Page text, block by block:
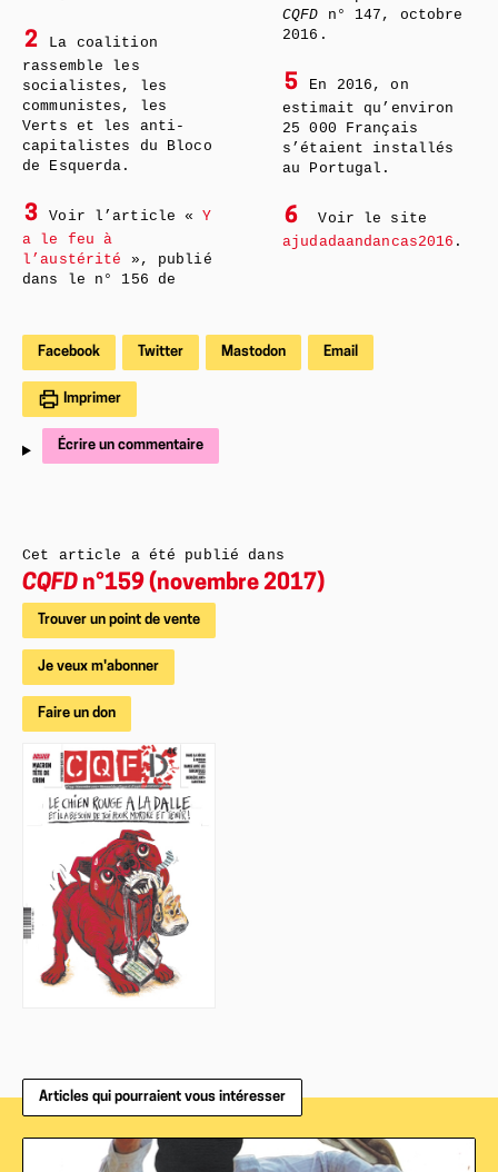
2
La coalition
rassemble les
socialistes, les
communistes, les
Verts et les anti-
capitalistes du Bloco
de Esquerda.
3 Voir l’article «Y
a le feu à
l’austérité », publié
dans le n° 156 de
CQFD n° 147, octobre
2016.
5
En 2016, on
estimait qu’environ
25 000 Français
s’étaient installés
au Portugal.
6
Voir le site
ajudadaandancas2016 .
Facebook Twitter Mastodon Email
Imprimer
Écrire un commentaire
Cet article a été publié dans
CQFD n°159 (novembre 2017)
Trouver un point de vente
Je veux m'abonner
Faire un don
Articles qui pourraient vous intéresser